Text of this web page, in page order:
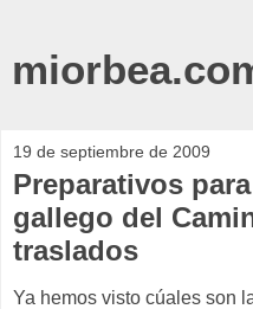
19 de septiembre de 2009
Preparativos
gallego del
traslados
Ya hemos visto cúales son